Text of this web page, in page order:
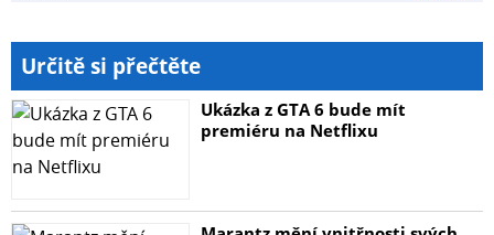
Určitě si přečtěte
Ukázka z GTA 6 bude mít
premiéru na Netflixu